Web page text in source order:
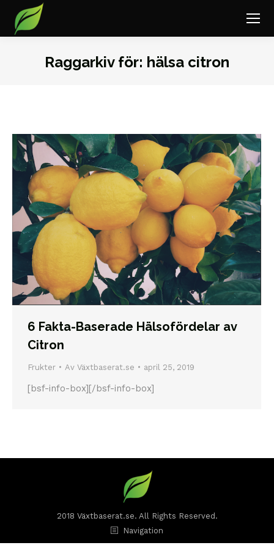
Raggarkiv för: hälsa citron
6 Fakta-Baserade Hälsofördelar av
Citron
Frukter Av Växtbaserat.se april 25, 2019
[bsf-info-box][/bsf-info-box]
2018 Växtbaserat.se. All Rights Reserved.
Navigation